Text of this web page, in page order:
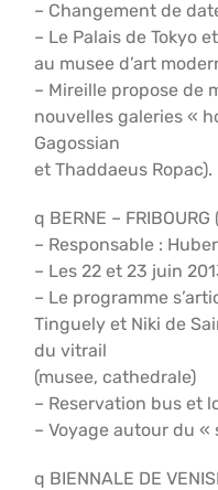
– Changement de
– Le Palais de Tokyo
au musee d’art
– Mireille propose de
nouvelles galeries «
Gagossian
et Thaddaeus Ropac).
q BERNE – FRIBOURG
– Responsable :
– Les 22 et 23 juin
– Le programme
Tinguely et Niki de
du vitrail
(musee, cathedrale)
– Reservation bus et
– Voyage autour du «
q BIENNALE DE